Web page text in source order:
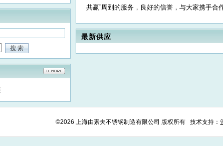
共赢”周到的服务，良好的信誉，与大家携手合
最新供应
©2026 上海由素夫不锈钢制造有限公司 版权所有 技术支持：